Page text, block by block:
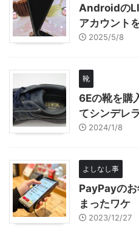
Androidの
アカウント
2025/5/8
靴
6Eの靴を購
てシンデレ
2024/1/8
よしなし事
PayPayの
まったワケ
2023/12/27